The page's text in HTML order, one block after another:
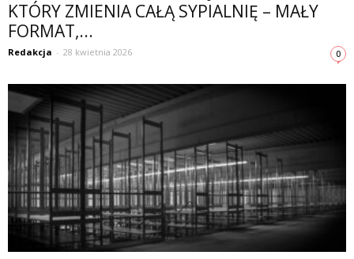
KTÓRY ZMIENIA CAŁĄ SYPIALNIĘ – MAŁY
FORMAT,...
Redakcja - 28 kwietnia 2026 0